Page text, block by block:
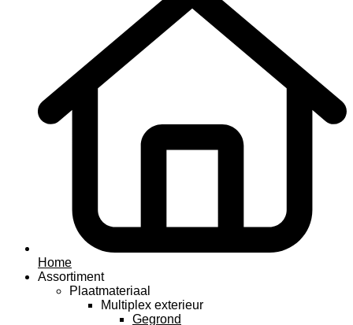
Home
Assortiment
Plaatmateriaal
Multiplex exterieur
Gegrond